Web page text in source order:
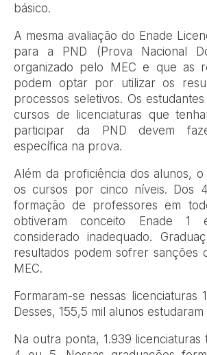
básico.
A mesma avaliação do Enade
para a PND (Prova Nacional
organizado pelo MEC e que as
podem optar por utilizar os
processos seletivos. Os
cursos de licenciaturas que
participar da PND devem
específica na prova.
Além da proficiência dos alunos, o
os cursos por cinco níveis. Dos
formação de professores em
obtiveram conceito Enade
considerado inadequado.
resultados podem sofrer sanções
MEC.
Formaram-se nessas licenciaturas
Desses, 155,5 mil alunos
Na outra ponta, 1.939 licenciaturas